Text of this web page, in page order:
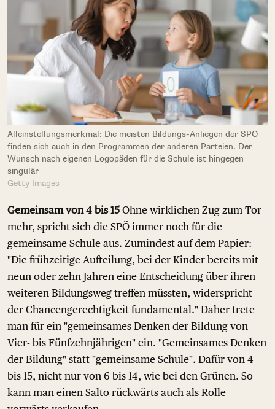
Alleinstellungsmerkmal: Die meisten Bildungs-Anliegen der SPÖ
finden sich auch in den Programmen der anderen Parteien. Der
Wunsch nach eigenen Logopäden für die Schule ist hingegen
singulär
Getty Images
Gemeinsam von 4 bis 15 Ohne wirklichen Zug zum Tor
mehr, spricht sich die SPÖ immer noch für die
gemeinsame Schule aus. Zumindest auf dem Papier:
"Die frühzeitige Aufteilung, bei der Kinder bereits mit
neun oder zehn Jahren eine Entscheidung über ihren
weiteren Bildungsweg treffen müssten, widerspricht
der Chancengerechtigkeit fundamental." Daher trete
man für ein "gemeinsames Denken der Bildung von
Vier- bis Fünfzehnjährigen" ein. "Gemeinsames Denken
der Bildung" statt "gemeinsame Schule". Dafür von 4
bis 15, nicht nur von 6 bis 14, wie bei den Grünen. So
kann man einen Salto rückwärts auch als Rolle